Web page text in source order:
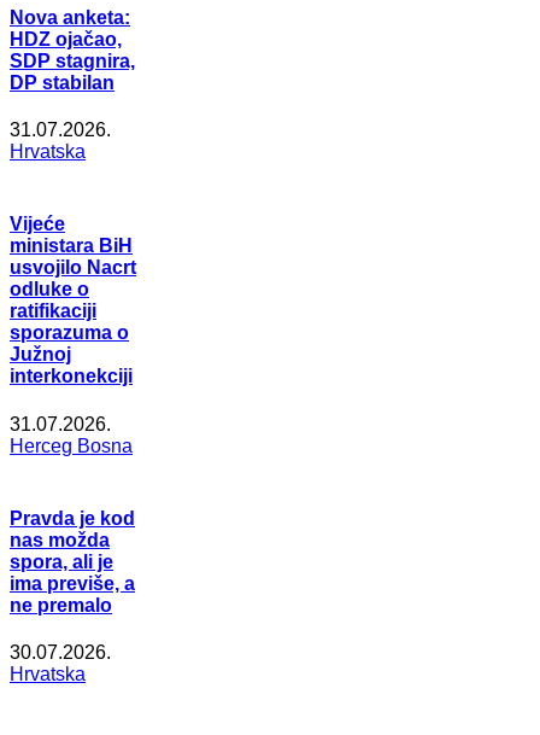
Nova anketa:
HDZ ojačao,
SDP stagnira,
DP stabilan
31.07.2026.
Hrvatska
Vijeće
ministara BiH
usvojilo Nacrt
odluke o
ratifikaciji
sporazuma o
Južnoj
interkonekciji
31.07.2026.
Herceg Bosna
Pravda je kod
nas možda
spora, ali je
ima previše, a
ne premalo
30.07.2026.
Hrvatska